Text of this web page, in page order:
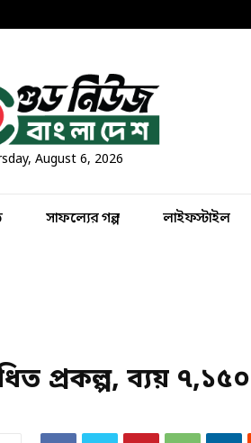
August 6, 2026
সাফল্যের গল্প লাইফস্টাইল
প্রকল্প, ব্যয়